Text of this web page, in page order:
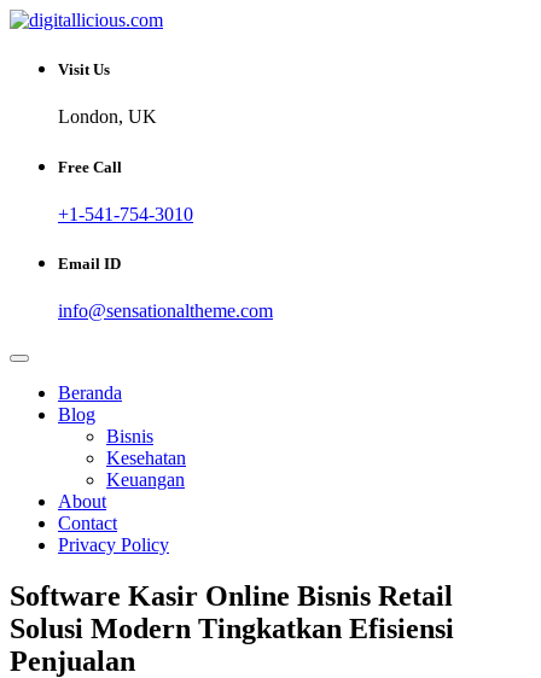
Skip
content
digitallicious.com
Sharing Digital Information
Visit Us
London, UK
Free Call
+1-541-754-3010
Email ID
info@sensationaltheme.com
Beranda
Blog
Bisnis
Kesehatan
Keuangan
About
Contact
Privacy Policy
Software Kasir Online Bisnis Retail
Solusi Modern Tingkatkan Efisiensi
Penjualan